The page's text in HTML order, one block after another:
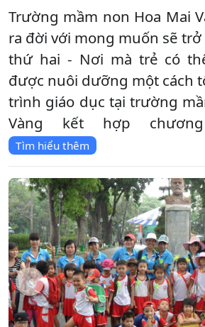
Trường mầm non Hoa Mai
ra đời với mong muốn sẽ
thứ hai - Nơi mà trẻ có
được nuôi dưỡng một cách
trình giáo dục tại trường
Vàng kết hợp
Tìm hiểu thêm